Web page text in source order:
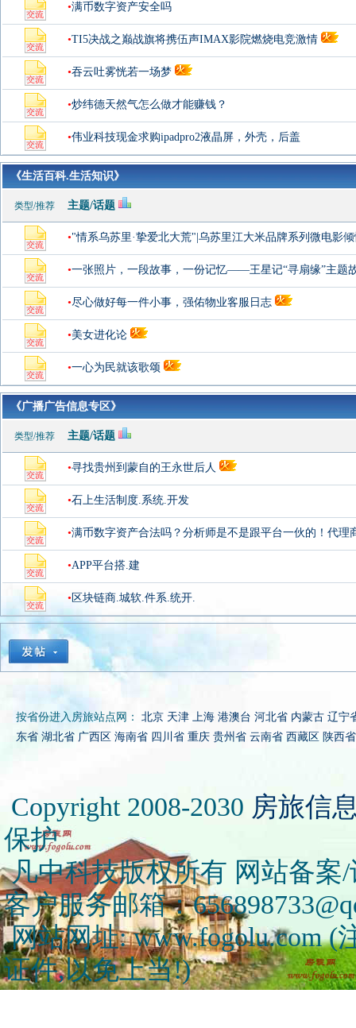
•满币数字资产安全吗
•TI5决战之巅战旗将携伍声IMAX影院燃烧电竞激情
•吞云吐雾恍若一场梦
•炒纬德天然气怎么做才能赚钱？
•伟业科技现金求购ipadpro2液晶屏，外壳，后盖
《生活百科.生活知识》
类型/推荐 主题/话题
•"情系乌苏里·挚爱北大荒"|乌苏里江大米品牌系列微电影
•一张照片，一段故事，一份记忆——王星记“寻扇缘”主题
•尽心做好每一件小事，强佑物业客服日志
•美女进化论
•一心为民就该歌颂
《广播广告信息专区》
类型/推荐 主题/话题
•寻找贵州到蒙自的王永世后人
•石上生活制度.系统.开发
•满币数字资产合法吗？分析师是不是跟平台一伙的！代理
•APP平台搭.建
• 区块链商.城软.件系.统开.
按省份进入房旅站点网： 北京 天津 上海 港澳台 河北省 内蒙古 辽宁
东省 湖北省 广西区 海南省 四川省 重庆 贵州省 云南省 西藏区 陕西省
Copyright 2008-2030 房旅信
保护
凡中科技版权所有 网站备案/
客户服务邮箱：
网站网址: www.fogolu.com (
证件,以免上当!)